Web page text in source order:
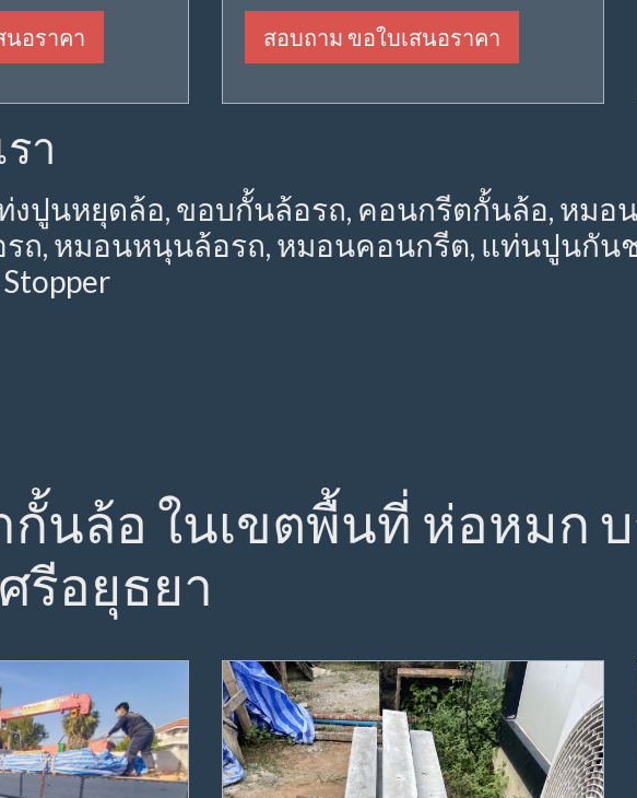
นอราคา สอบถาม ขอใบเสนอราคา
า
งปูนหยุดล้อ, ขอบกั้นล้อรถ, คอนกรีตกั้นล้อ, หม
ถ, หมอนหนุนล้อรถ, หมอนคอนกรีต, แท่นปูนกัน
กั้นล้อ ในเขตพื้นที่ ห่อหมก
รีอยุธยา